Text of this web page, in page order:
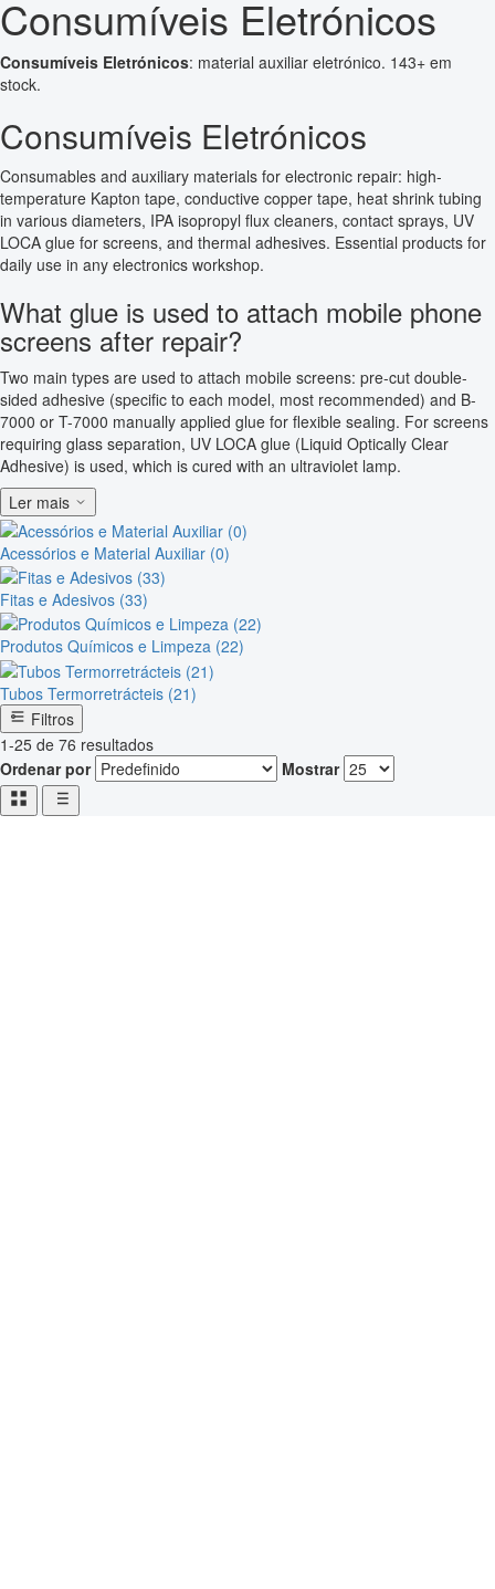
Consumíveis Eletrónicos
Consumíveis Eletrónicos: material auxiliar eletrónico. 143+ em
stock.
Consumíveis Eletrónicos
Consumables and auxiliary materials for electronic repair: high-
temperature Kapton tape, conductive copper tape, heat shrink tubing
in various diameters, IPA isopropyl flux cleaners, contact sprays, UV
LOCA glue for screens, and thermal adhesives. Essential products for
daily use in any electronics workshop.
What glue is used to attach mobile phone
screens after repair?
Two main types are used to attach mobile screens: pre-cut double-
sided adhesive (specific to each model, most recommended) and B-
7000 or T-7000 manually applied glue for flexible sealing. For screens
requiring glass separation, UV LOCA glue (Liquid Optically Clear
Adhesive) is used, which is cured with an ultraviolet lamp.
Ler mais
Acessórios e Material Auxiliar (0)
Fitas e Adesivos (33)
Produtos Químicos e Limpeza (22)
Tubos Termorretrácteis (21)
Filtros
1-25 de 76 resultados
Ordenar por
Mostrar